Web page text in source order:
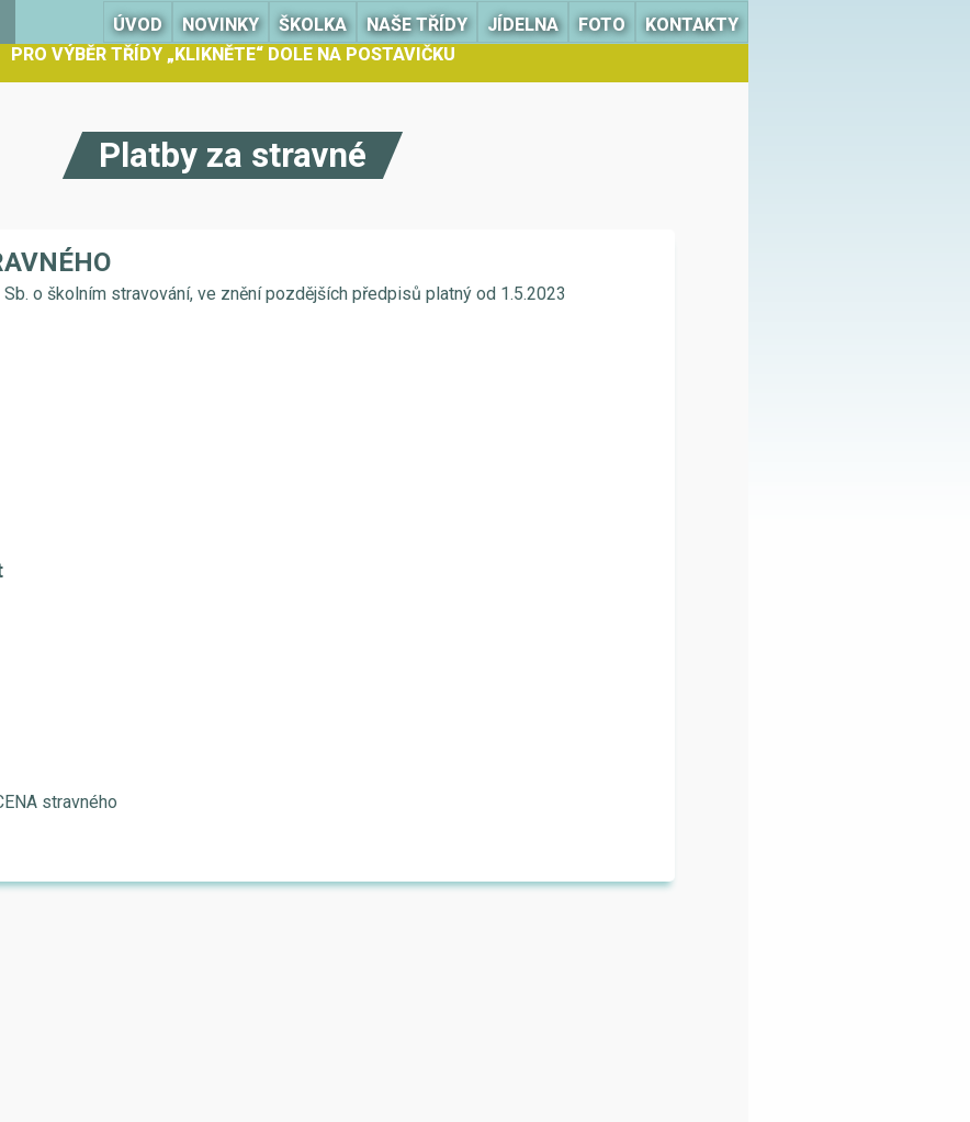
ÚVOD NOVINKY ŠKOLKA NAŠE TŘÍDY JÍDELNA FOTO
KONTAKTY
PRO VÝBĚR TŘÍDY „KLIKNĚTE“ DOLE NA POSTAVIČKU
Platby za stravné
o školním stravování, ve znění pozdějších předpisů platný od 1.5.2023
stravného